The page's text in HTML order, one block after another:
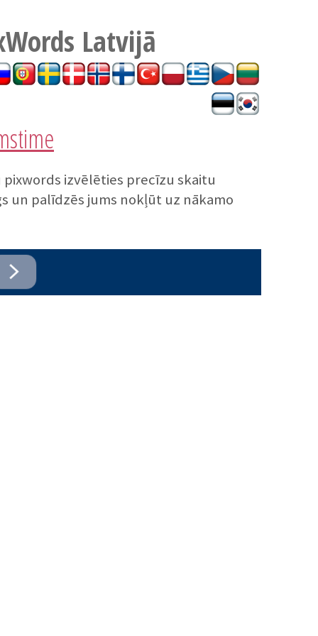
Latvijā
izvēlēties precīzu skaitu
un palīdzēs jums nokļūt uz nākamo